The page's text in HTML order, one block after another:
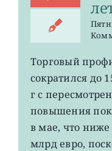
Торговый
сократился до
г с
повышения
в мае, что
млрд евро,